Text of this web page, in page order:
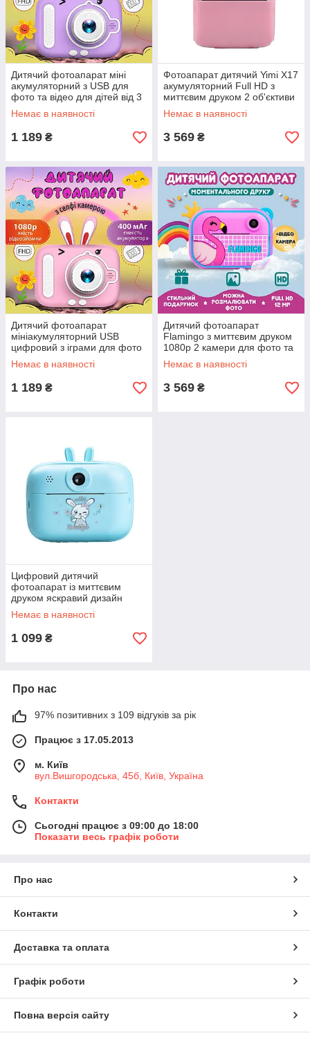
Дитячий фотоапарат міні
акумуляторний з USB для
фото та відео для дітей від 3
до 9 років Фіолетовий
Немає в наявності
1 189 ₴
Фотоапарат дитячий Yimi X17
акумуляторний Full HD з
миттєвим друком 2 об'єктиви
для фото та відео
Немає в наявності
3 569 ₴
Дитячий фотоапарат
мініакумуляторний USB
цифровий з іграми для фото
та відео 3-9 років
Немає в наявності
1 189 ₴
Дитячий фотоапарат
Flamingo з миттєвим друком
1080p 2 камери для фото та
відеоакумуляторний до 32 Гб
Немає в наявності
3 569 ₴
Цифровий дитячий
фотоапарат із миттєвим
друком яскравий дизайн
безпечний пластик для дітей
Немає в наявності
1 099 ₴
Про нас
97% позитивних з 109 відгуків за рік
Працює з 17.05.2013
м. Київ
вул.Вишгородська, 45б, Київ, Україна
Контакти
Сьогодні працює з 09:00 до 18:00
Показати весь графік роботи
Про нас
Контакти
Доставка та оплата
Графік роботи
Повна версія сайту